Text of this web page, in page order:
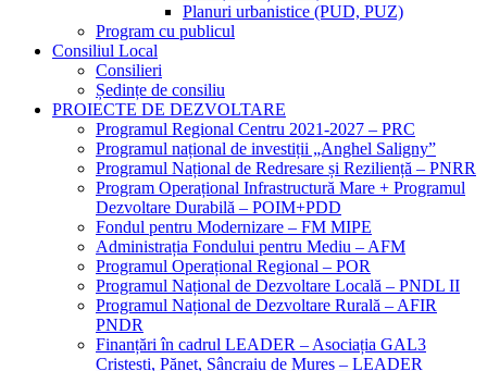
Planuri urbanistice (PUD, PUZ)
Program cu publicul
Consiliul Local
Consilieri
Ședințe de consiliu
PROIECTE DE DEZVOLTARE
Programul Regional Centru 2021-2027 – PRC
Programul național de investiții „Anghel Saligny”
Programul Național de Redresare și Reziliență – PNRR
Program Operațional Infrastructură Mare + Programul
Dezvoltare Durabilă – POIM+PDD
Fondul pentru Modernizare – FM MIPE
Administrația Fondului pentru Mediu – AFM
Programul Operațional Regional – POR
Programul Național de Dezvoltare Locală – PNDL II
Programul Național de Dezvoltare Rurală – AFIR
PNDR
Finanțări în cadrul LEADER – Asociația GAL3
Cristești, Pănet, Sâncraiu de Mureș – LEADER